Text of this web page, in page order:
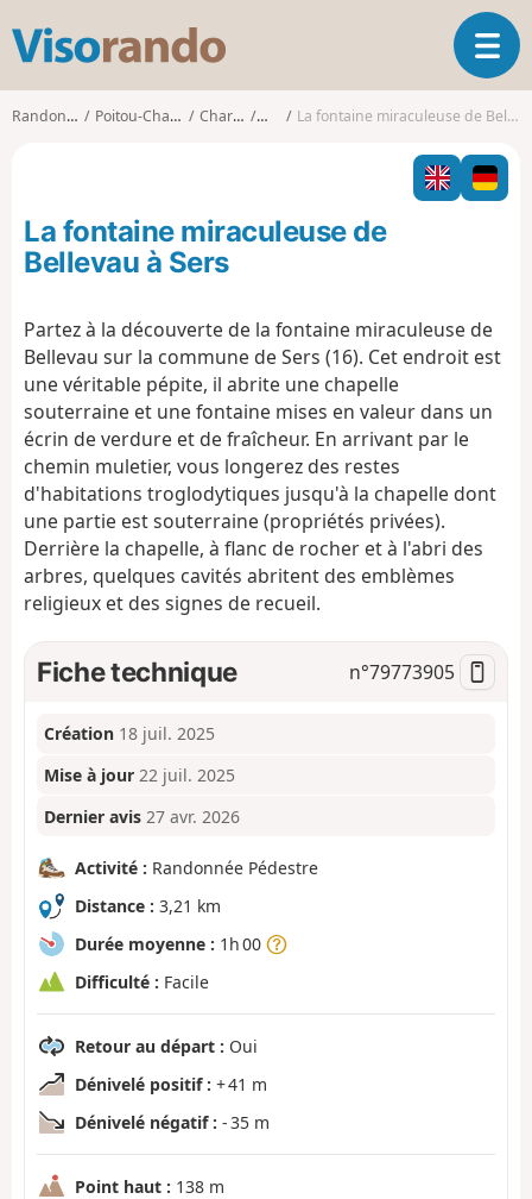
s
o
o
O
u
v
i
r
l
i
g
t
Randonnées Poitou-Charentes Charente Sers La fontaine miraculeuse de Bellevau à Sers
La fontaine miraculeuse de
Bellevau à Sers
Partez à la découverte de la fontaine miraculeuse de
Bellevau sur la commune de Sers (16). Cet endroit est
une véritable pépite, il abrite une chapelle
souterraine et une fontaine mises en valeur dans un
écrin de verdure et de fraîcheur. En arrivant par le
chemin muletier, vous longerez des restes
d'habitations troglodytiques jusqu'à la chapelle dont
une partie est souterraine (propriétés privées).
Derrière la chapelle, à flanc de rocher et à l'abri des
arbres, quelques cavités abritent des emblèmes
religieux et des signes de recueil.
Fiche technique n°79773905
Création 18 juil. 2025
Mise à jour 22 juil. 2025
Dernier avis 27 avr. 2026
Activité : Randonnée Pédestre
Distance : 3,21 km
Durée moyenne : 1h 00
Difficulté : Facile
Retour au départ : Oui
Dénivelé positif : + 41 m
Dénivelé négatif : - 35 m
Point haut : 138 m